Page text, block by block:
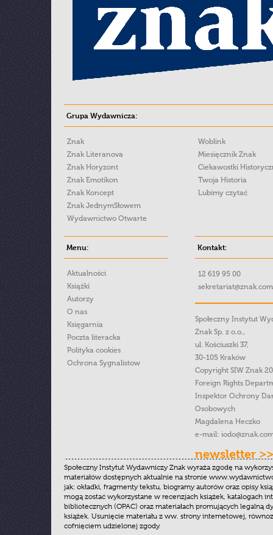
Grupa Wydawnicza:
Znak
Znak Literanova
Znak Horyzont
Znak Emotikon
Znak Koncept
Znak JednymSłowem
Wydawnictwo Otwarte
Woblink
Miesięcznik Znak
Ciekawostki
Twoja Historia
Lubimy czytać
Menu:
Aktualności
Książki
Autorzy
O nas
Księgarnia
Poczta literacka
Polityka cookies
Ochrona Sygnalistow
Kontakt:
12 619 95 00
Społeczny Instytut
Znak Sp. z o.o.,
ul. Kościuszki 37,
30-105 Kraków
Copyright SIW Znak
Foreign Rights
Inspektor Ochrony
Osobowych
Magdalena Heczko
e-mail:
newsletter >>
Społeczny Instytut Wydawniczy Znak wyraża zgodę na
materiałów dostępnych aktualnie na stronie
jak: okładki, fragmenty tekstu, biogramy autorów oraz opisy
mogą zostać wykorzystane w recenzjach książek, katalogach
bibliotecznych (OPAC) oraz materiałach promujących legalną
książek. Usunięcie materiału z ww. strony internetowej,
cofnięciem udzielonej zgody.